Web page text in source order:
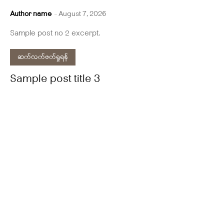
Author name -August 7, 2026
Sample post no 2 excerpt.
ဆက်လက်ဖတ်ရှုရန်
Sample post title 3